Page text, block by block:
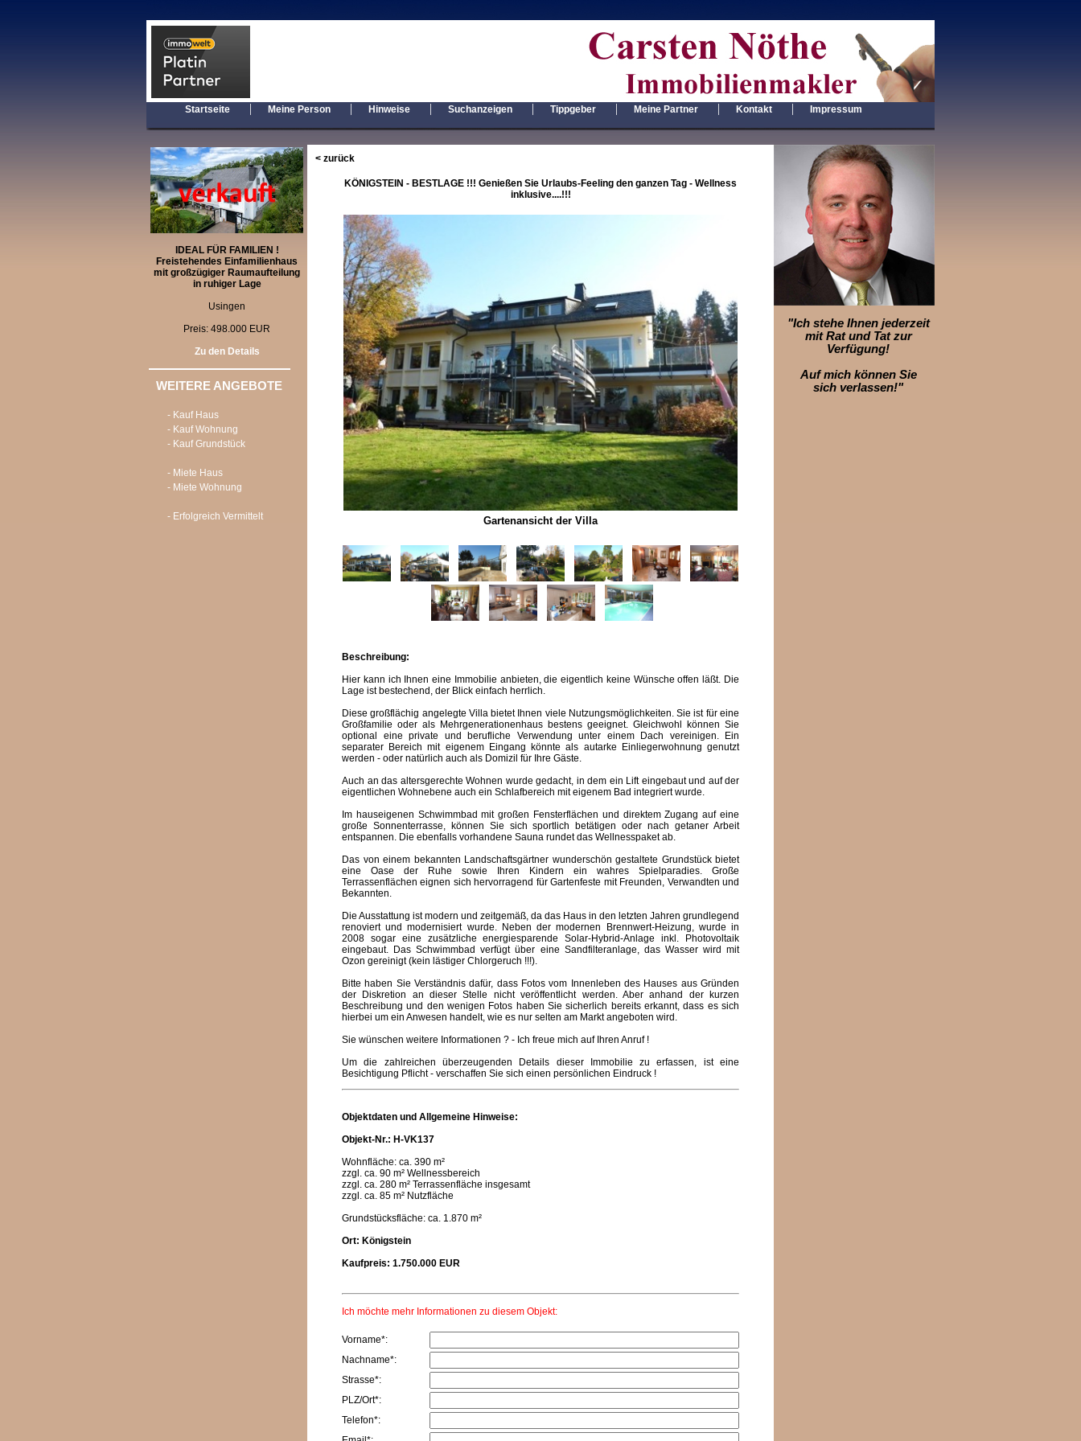
Startseite | Meine Person | Hinweise | Suchanzeigen | Tippgeber | Meine Partner | Kontakt | Impressum
< zurück
KÖNIGSTEIN - BESTLAGE !!! Genießen Sie Urlaubs-Feeling den ganzen Tag - Wellness
inklusive....!!!
Gartenansicht der Villa
Beschreibung:
Hier kann ich Ihnen eine Immobilie anbieten, die eigentlich keine Wünsche offen läßt. Die
Lage ist bestechend, der Blick einfach herrlich.
Diese großflächig angelegte Villa bietet Ihnen viele Nutzungsmöglichkeiten. Sie ist für eine
Großfamilie oder als Mehrgenerationenhaus bestens geeignet. Gleichwohl können Sie
optional eine private und berufliche Verwendung unter einem Dach vereinigen. Ein
separater Bereich mit eigenem Eingang könnte als autarke Einliegerwohnung genutzt
werden - oder natürlich auch als Domizil für Ihre Gäste.
Auch an das altersgerechte Wohnen wurde gedacht, in dem ein Lift eingebaut und auf der
eigentlichen Wohnebene auch ein Schlafbereich mit eigenem Bad integriert wurde.
Im hauseigenen Schwimmbad mit großen Fensterflächen und direktem Zugang auf eine
große Sonnenterrasse, können Sie sich sportlich betätigen oder nach getaner Arbeit
entspannen. Die ebenfalls vorhandene Sauna rundet das Wellnesspaket ab.
Das von einem bekannten Landschaftsgärtner wunderschön gestaltete Grundstück bietet
eine Oase der Ruhe sowie Ihren Kindern ein wahres Spielparadies. Große
Terrassenflächen eignen sich hervorragend für Gartenfeste mit Freunden, Verwandten und
Bekannten.
Die Ausstattung ist modern und zeitgemäß, da das Haus in den letzten Jahren grundlegend
renoviert und modernisiert wurde. Neben der modernen Brennwert-Heizung, wurde in
2008 sogar eine zusätzliche energiesparende Solar-Hybrid-Anlage inkl. Photovoltaik
eingebaut. Das Schwimmbad verfügt über eine Sandfilteranlage, das Wasser wird mit
Ozon gereinigt (kein lästiger Chlorgeruch !!!).
Bitte haben Sie Verständnis dafür, dass Fotos vom Innenleben des Hauses aus Gründen
der Diskretion an dieser Stelle nicht veröffentlicht werden. Aber anhand der kurzen
Beschreibung und den wenigen Fotos haben Sie sicherlich bereits erkannt, dass es sich
hierbei um ein Anwesen handelt, wie es nur selten am Markt angeboten wird.
Sie wünschen weitere Informationen ? - Ich freue mich auf Ihren Anruf !
Um die zahlreichen überzeugenden Details dieser Immobilie zu erfassen, ist eine
Besichtigung Pflicht - verschaffen Sie sich einen persönlichen Eindruck !
Objektdaten und Allgemeine Hinweise:
Objekt-Nr.: H-VK137
Wohnfläche: ca. 390 m²
zzgl. ca. 90 m² Wellnessbereich
zzgl. ca. 280 m² Terrassenfläche insgesamt
zzgl. ca. 85 m² Nutzfläche
Grundstücksfläche: ca. 1.870 m²
Ort: Königstein
Kaufpreis: 1.750.000 EUR
Ich möchte mehr Informationen zu diesem Objekt:
Vorname*:
Nachname*:
Strasse*:
PLZ/Ort*:
Telefon*:
"Ich stehe Ihnen jederzeit
mit Rat und Tat zur
Verfügung!
Auf mich können Sie
sich verlassen!"
IDEAL FÜR FAMILIEN !
Freistehendes Einfamilienhaus
mit großzügiger Raumaufteilung
in ruhiger Lage
Usingen
Preis: 498.000 EUR
Zu den Details
WEITERE ANGEBOTE
- Kauf Haus
- Kauf Wohnung
- Kauf Grundstück
- Miete Haus
- Miete Wohnung
- Erfolgreich Vermittelt